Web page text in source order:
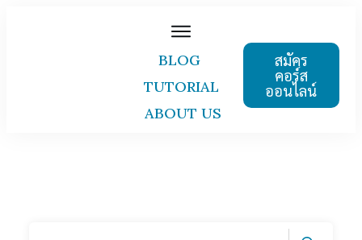
BLOG
TUTORIAL
ABOUT US
สมัคร
คอร์ส
ออนไลน์